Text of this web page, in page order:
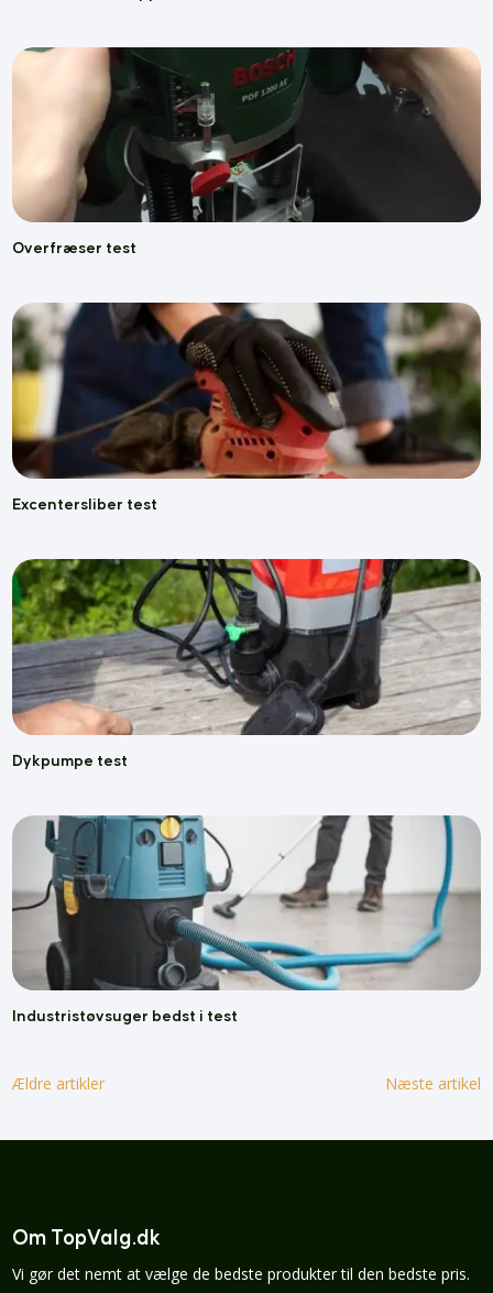
Overfræser test
Excentersliber test
Dykpumpe test
Industristøvsuger bedst i test
Ældre artikler Næste artikel
Om TopValg.dk
Vi gør det nemt at vælge de bedste produkter til den bedste pris.